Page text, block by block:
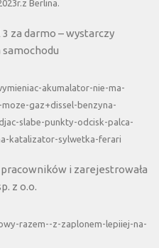
Berlina.
3 za darmo – wystarczy
samochodu
akumalator-nie-ma-
gaz+dissel-benzyna-
slabe-punkty-odcisk-palca-
katalizator-sylwetka-ferari
pracowników i zarejestrowała
z o.o.
razem--z-zaplonem-lepiiej-na-